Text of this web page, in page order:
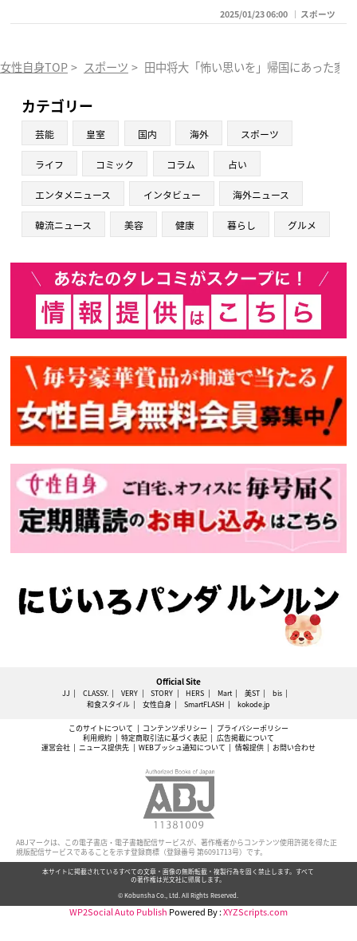
2025/01/23 06:00 スポーツ
女性自身TOP > スポーツ > 田中将大「怖い思いを」帰国にあった家
カテゴリー
芸能 皇室 国内 海外 スポーツ
ライフ コミック コラム 占い
エンタメニュース インタビュー 海外ニュース
韓流ニュース 美容 健康 暮らし グルメ
Official Site
JJ CLASSY. VERY STORY HERS Mart 美ST
bis
和食スタイル
女性自身 SmartFLASH kokode.jp
このサイトについて コンテンツポリシー
プライバシーポリシー
利用規約
特定商取引法に基づく表記
広告掲載について
運営会社
ニュース提供先 WEBプッシュ通知について 情報提供 お問い合わせ
ABJマークは、この電子書店・電子書籍配信サービスが、著作権者からコンテンツ使用許諾を得た正
規版配信サービスであることを示す登録商標（登録番号 第6091713号）です。
本サイトに掲載されているすべての文章・画像の無断転載・複製行為を固く禁止します。すべて
の著作権は光文社に帰属します。
© Kobunsha Co., Ltd. All Rights Reserved.
WP2Social Auto Publish Powered By :XYZScripts.com